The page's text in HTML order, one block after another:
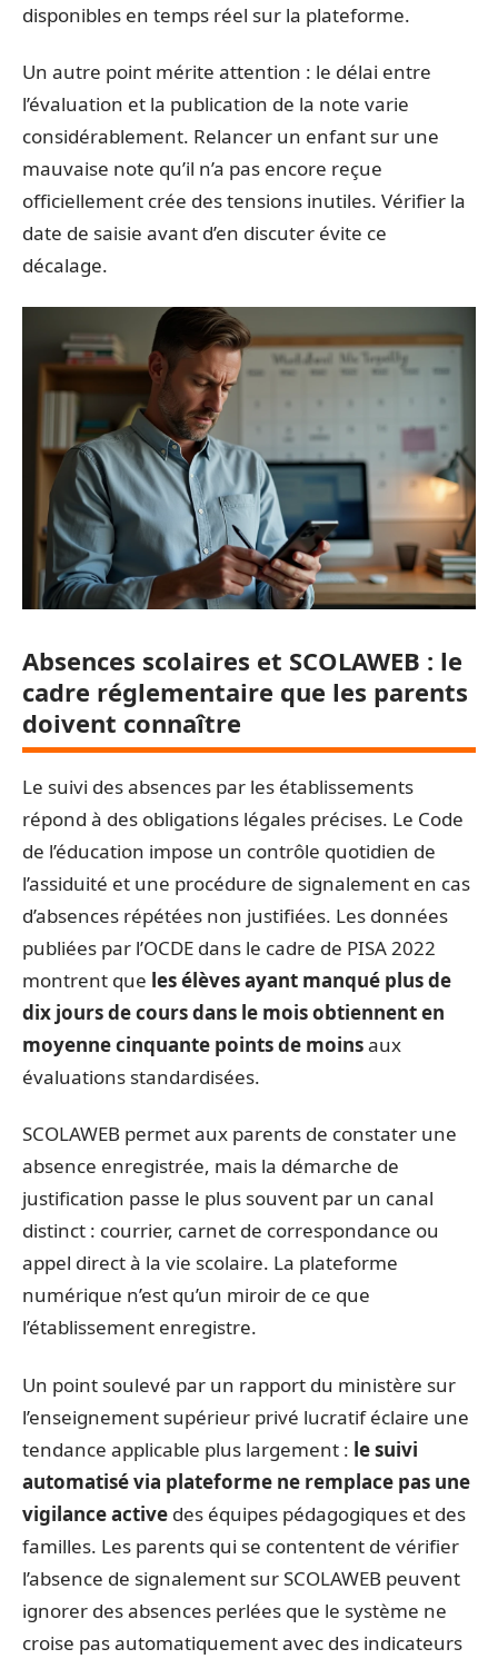
disponibles en temps réel sur la plateforme.
Un autre point mérite attention : le délai entre
l’évaluation et la publication de la note varie
considérablement. Relancer un enfant sur une
mauvaise note qu’il n’a pas encore reçue
officiellement crée des tensions inutiles. Vérifier la
date de saisie avant d’en discuter évite ce
décalage.
Absences scolaires et SCOLAWEB : le
cadre réglementaire que les parents
doivent connaître
Le suivi des absences par les établissements
répond à des obligations légales précises. Le Code
de l’éducation impose un contrôle quotidien de
l’assiduité et une procédure de signalement en cas
d’absences répétées non justifiées. Les données
publiées par l’OCDE dans le cadre de PISA 2022
montrent que les élèves ayant manqué plus de
dix jours de cours dans le mois obtiennent en
moyenne cinquante points de moinsaux
évaluations standardisées.
SCOLAWEB permet aux parents de constater une
absence enregistrée, mais la démarche de
justification passe le plus souvent par un canal
distinct : courrier, carnet de correspondance ou
appel direct à la vie scolaire. La plateforme
numérique n’est qu’un miroir de ce que
l’établissement enregistre.
Un point soulevé par un rapport du ministère sur
l’enseignement supérieur privé lucratif éclaire une
tendance applicable plus largement : le suivi
automatisé via plateforme ne remplace pas une
vigilance active des équipes pédagogiques et des
familles. Les parents qui se contentent de vérifier
l’absence de signalement sur SCOLAWEB peuvent
ignorer des absences perlées que le système ne
croise pas automatiquement avec des indicateurs